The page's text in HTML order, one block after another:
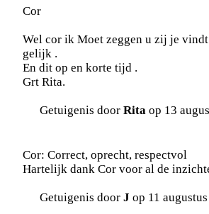
Cor
Wel cor ik Moet zeggen u zij je
gelijk .
En dit op en korte tijd .
Grt Rita.
Getuigenis door Rita op 13
Cor: Correct, oprecht, respectvol
Hartelijk dank Cor voor al de
Getuigenis door J op 11